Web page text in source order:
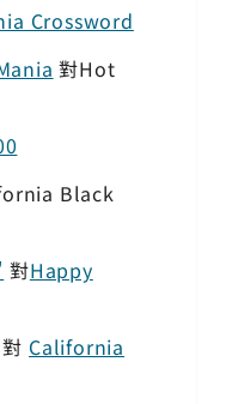
Crossword
對Hot
Black
對Happy
對 California